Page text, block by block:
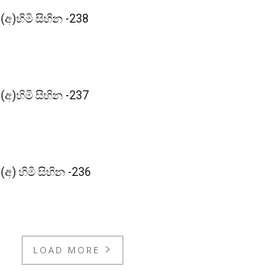
(අ)හිමි සිහින -238
(අ)හිමි සිහින -237
(අ) හිමි සිහින -236
LOAD MORE